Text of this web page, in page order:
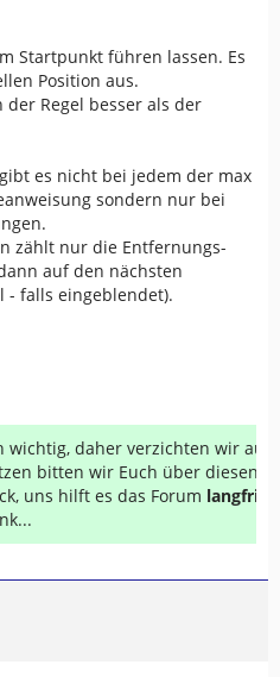
Startpunkt führen lassen. Es
Position aus.
Regel besser als der
es nicht bei jedem der max
sondern nur bei
zählt nur die Entfernungs-
auf den nächsten
- falls eingeblendet).
wichtig, daher verzichten wir auf
bitten wir Euch über diesen
uns hilft es das Forum